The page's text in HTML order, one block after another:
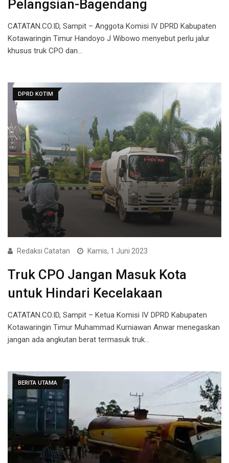
Pelangsian-Bagendang
CATATAN.CO.ID, Sampit – Anggota Komisi IV DPRD Kabupaten
Kotawaringin Timur Handoyo J Wibowo menyebut perlu jalur
khusus truk CPO dan…
DPRD KOTIM
Redaksi Catatan Kamis, 1 Juni 2023
Truk CPO Jangan Masuk Kota
untuk Hindari Kecelakaan
CATATAN.CO.ID, Sampit – Ketua Komisi IV DPRD Kabupaten
Kotawaringin Timur Muhammad Kurniawan Anwar menegaskan
jangan ada angkutan berat termasuk truk…
BERITA UTAMA